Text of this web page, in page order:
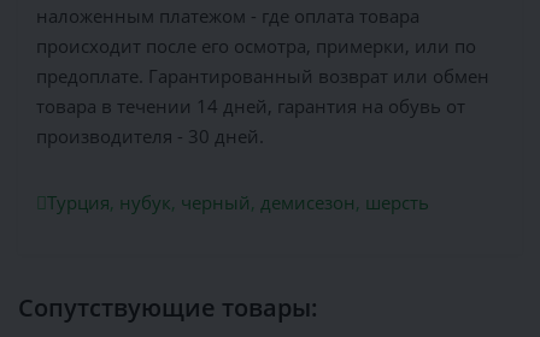
наложенным платежом - где оплата товара
происходит после его осмотра, примерки, или по
предоплате. Гарантированный возврат или обмен
товара в течении 14 дней, гарантия на обувь от
производителя - 30 дней.
Турция, нубук, черный, демисезон, шерсть
Сопутствующие товары: